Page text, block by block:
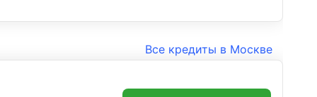
Все кредиты в Москве